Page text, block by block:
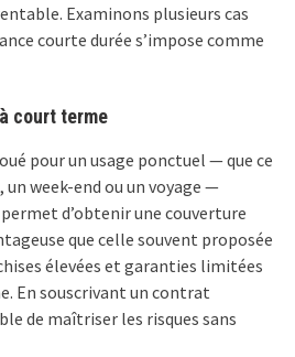
Examinons plusieurs cas
courte durée s’impose comme
court terme
pour un usage ponctuel — que ce
week-end ou un voyage —
d’obtenir une couverture
que celle souvent proposée
élevées et garanties limitées
En souscrivant un contrat
de maîtriser les risques sans